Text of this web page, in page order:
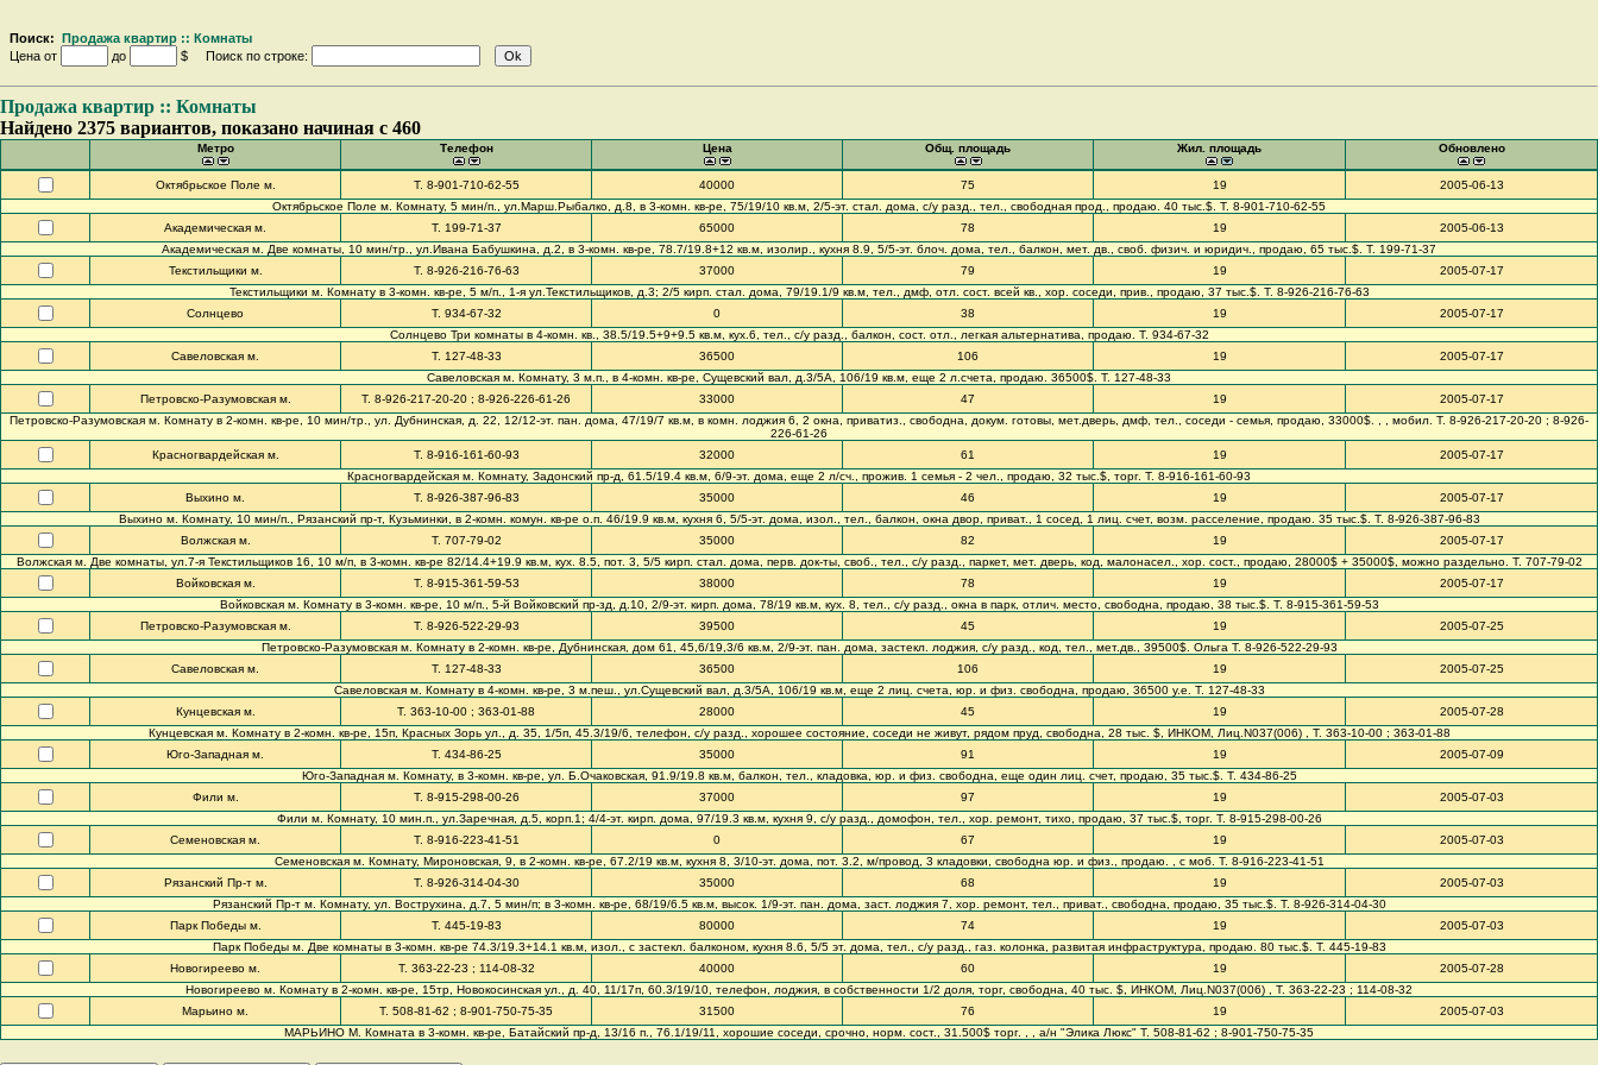
Поиск: Продажа квартир :: Комнаты
Цена от
до $ Поиск по строке:
Продажа квартир :: Комнаты
Найдено 2375 вариантов, показано начиная с 460
Метро Телефон Цена Общ. площадь Жил. площадь Обновлено
Октябрьское Поле м. Т. 8-901-710-62-55 40000 75 19
2005-06-13
Октябрьское Поле м. Комнату, 5 мин/п., ул.Марш.Рыбалко, д.8, в 3-комн. кв-ре, 75/19/10 кв.м, 2/5-эт. стал. дома, с/у разд., тел., свободная прод., продаю. 40 тыс.$. Т. 8-901-710-62-55
Академическая м.
Т. 199-71-37 65000 78 19
2005-06-13
Академическая м. Две комнаты, 10 мин/тр., ул.Ивана Бабушкина, д.2, в 3-комн. кв-ре, 78.7/19.8+12 кв.м, изолир., кухня 8.9, 5/5-эт. блоч. дома, тел., балкон, мет. дв., своб. физич. и юридич., продаю, 65 тыс.$. Т. 199-71-37
Текстильщики м.
Т. 8-926-216-76-63 37000 79 19
2005-07-17
Текстильщики м. Комнату в 3-комн. кв-ре, 5 м/п., 1-я ул.Текстильщиков, д.3; 2/5 кирп. стал. дома, 79/19.1/9 кв.м, тел., дмф, отл. сост. всей кв., хор. соседи, прив., продаю, 37 тыс.$. Т. 8-926-216-76-63
Солнцево
Т. 934-67-32 0 38 19
2005-07-17
Солнцево Три комнаты в 4-комн. кв., 38.5/19.5+9+9.5 кв.м, кух.6, тел., с/у разд., балкон, сост. отл., легкая альтернатива, продаю. Т. 934-67-32
Савеловская м.
Т. 127-48-33 36500 106 19
2005-07-17
Савеловская м. Комнату, 3 м.п., в 4-комн. кв-ре, Сущевский вал, д.3/5А, 106/19 кв.м, еще 2 л.счета, продаю. 36500$. Т. 127-48-33
Петровско-Разумовская м.
Т. 8-926-217-20-20 ; 8-926-226-61-26 33000 47 19
2005-07-17
Петровско-Разумовская м. Комнату в 2-комн. кв-ре, 10 мин/тр., ул. Дубнинская, д. 22, 12/12-эт. пан. дома, 47/19/7 кв.м, в комн. лоджия 6, 2 окна, приватиз., свободна, докум. готовы, мет.дверь, дмф, тел., соседи - семья, продаю, 33000$. , , мобил. Т. 8-926-217-20-20 ; 8-926-
226-61-26
Красногвардейская м.
Т. 8-916-161-60-93 32000 61 19
2005-07-17
Красногвардейская м. Комнату, Задонский пр-д, 61.5/19.4 кв.м, 6/9-эт. дома, еще 2 л/сч., прожив. 1 семья - 2 чел., продаю, 32 тыс.$, торг. Т. 8-916-161-60-93
Выхино м.
Т. 8-926-387-96-83 35000 46 19
2005-07-17
Выхино м. Комнату, 10 мин/п., Рязанский пр-т, Кузьминки, в 2-комн. комун. кв-ре о.п. 46/19.9 кв.м, кухня 6, 5/5-эт. дома, изол., тел., балкон, окна двор, приват., 1 сосед, 1 лиц. счет, возм. расселение, продаю. 35 тыс.$. Т. 8-926-387-96-83
Волжская м.
Т. 707-79-02 35000 82 19
2005-07-17
Волжская м. Две комнаты, ул.7-я Текстильщиков 16, 10 м/п, в 3-комн. кв-ре 82/14.4+19.9 кв.м, кух. 8.5, пот. 3, 5/5 кирп. стал. дома, перв. док-ты, своб., тел., с/у разд., паркет, мет. дверь, код, малонасел., хор. сост., продаю, 28000$ + 35000$, можно раздельно. Т. 707-79-02
Войковская м.
Т. 8-915-361-59-53 38000 78 19
2005-07-17
Войковская м. Комнату в 3-комн. кв-ре, 10 м/п., 5-й Войковский пр-зд, д.10, 2/9-эт. кирп. дома, 78/19 кв.м, кух. 8, тел., с/у разд., окна в парк, отлич. место, свободна, продаю, 38 тыс.$. Т. 8-915-361-59-53
Петровско-Разумовская м.
Т. 8-926-522-29-93 39500 45 19
2005-07-25
Петровско-Разумовская м. Комнату в 2-комн. кв-ре, Дубнинская, дом 61, 45,6/19,3/6 кв.м, 2/9-эт. пан. дома, застекл. лоджия, с/у разд., код, тел., мет.дв., 39500$. Ольга Т. 8-926-522-29-93
Савеловская м.
Т. 127-48-33 36500 106 19
2005-07-25
Савеловская м. Комнату в 4-комн. кв-ре, 3 м.пеш., ул.Сущевский вал, д.3/5А, 106/19 кв.м, еще 2 лиц. счета, юр. и физ. свободна, продаю, 36500 у.е. Т. 127-48-33
Кунцевская м.
Т. 363-10-00 ; 363-01-88 28000 45 19
2005-07-28
Кунцевская м. Комнату в 2-комн. кв-ре, 15п, Красных Зорь ул., д. 35, 1/5п, 45.3/19/6, телефон, с/у разд., хорошее состояние, соседи не живут, рядом пруд, свободна, 28 тыс. $, ИНКОМ, Лиц.N037(006) , Т. 363-10-00 ; 363-01-88
Юго-Западная м.
Т. 434-86-25 35000 91 19
2005-07-09
Юго-Западная м. Комнату, в 3-комн. кв-ре, ул. Б.Очаковская, 91.9/19.8 кв.м, балкон, тел., кладовка, юр. и физ. свободна, еще один лиц. счет, продаю, 35 тыс.$. Т. 434-86-25
Фили м.
Т. 8-915-298-00-26 37000 97 19
2005-07-03
Фили м. Комнату, 10 мин.п., ул.Заречная, д.5, корп.1; 4/4-эт. кирп. дома, 97/19.3 кв.м, кухня 9, с/у разд., домофон, тел., хор. ремонт, тихо, продаю, 37 тыс.$, торг. Т. 8-915-298-00-26
Семеновская м.
Т. 8-916-223-41-51 0 67 19
2005-07-03
Семеновская м. Комнату, Мироновская, 9, в 2-комн. кв-ре, 67.2/19 кв.м, кухня 8, 3/10-эт. дома, пот. 3.2, м/провод, 3 кладовки, свободна юр. и физ., продаю. , с моб. Т. 8-916-223-41-51
Рязанский Пр-т м.
Т. 8-926-314-04-30 35000 68 19
2005-07-03
Рязанский Пр-т м. Комнату, ул. Вострухина, д.7, 5 мин/п; в 3-комн. кв-ре, 68/19/6.5 кв.м, высок. 1/9-эт. пан. дома, заст. лоджия 7, хор. ремонт, тел., приват., свободна, продаю, 35 тыс.$. Т. 8-926-314-04-30
Парк Победы м.
Т. 445-19-83 80000 74 19
2005-07-03
Парк Победы м. Две комнаты в 3-комн. кв-ре 74.3/19.3+14.1 кв.м, изол., с застекл. балконом, кухня 8.6, 5/5 эт. дома, тел., с/у разд., газ. колонка, развитая инфраструктура, продаю. 80 тыс.$. Т. 445-19-83
Новогиреево м.
Т. 363-22-23 ; 114-08-32 40000 60 19
2005-07-28
Новогиреево м. Комнату в 2-комн. кв-ре, 15тр, Новокосинская ул., д. 40, 11/17п, 60.3/19/10, телефон, лоджия, в собственности 1/2 доля, торг, свободна, 40 тыс. $, ИНКОМ, Лиц.N037(006) , Т. 363-22-23 ; 114-08-32
Марьино м.
Т. 508-81-62 ; 8-901-750-75-35 31500 76 19
2005-07-03
МАРЬИНО М. Комната в 3-комн. кв-ре, Батайский пр-д, 13/16 п., 76.1/19/11, хорошие соседи, срочно, норм. сост., 31.500$ торг. , , а/н "Элика Люкс" Т. 508-81-62 ; 8-901-750-75-35